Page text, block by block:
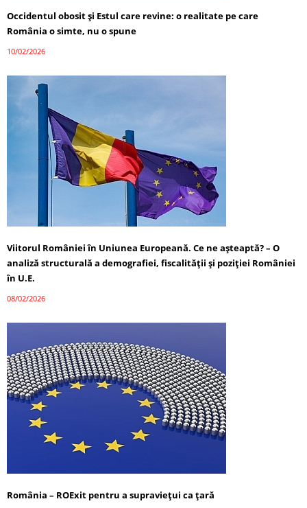
Occidentul obosit și Estul care revine: o realitate pe care
România o simte, nu o spune
10/02/2026
Viitorul României în Uniunea Europeană. Ce ne așteaptă? – O
analiză structurală a demografiei, fiscalității și poziției României
în U.E.
08/02/2026
România – ROExit pentru a supraviețui ca țară